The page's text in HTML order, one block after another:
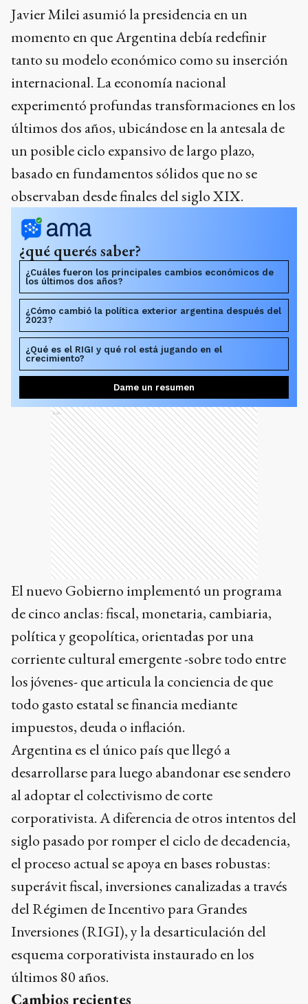
Javier Milei asumió la presidencia en un
momento en que Argentina debía redefinir
tanto su modelo económico como su inserción
internacional. La economía nacional
experimentó profundas transformaciones en los
últimos dos años, ubicándose en la antesala de
un posible ciclo expansivo de largo plazo,
basado en fundamentos sólidos que no se
observaban desde finales del siglo XIX.
¿qué querés saber?
¿Cuáles fueron los principales cambios económicos de
los últimos dos años?
¿Cómo cambió la política exterior argentina después del
2023?
¿Qué es el RIGI y qué rol está jugando en el
crecimiento?
Dame un resumen
Ads
El nuevo Gobierno implementó un programa
de cinco anclas: fiscal, monetaria, cambiaria,
política y geopolítica, orientadas por una
corriente cultural emergente -sobre todo entre
los jóvenes- que articula la conciencia de que
todo gasto estatal se financia mediante
impuestos, deuda o inflación.
Argentina es el único país que llegó a
desarrollarse para luego abandonar ese sendero
al adoptar el colectivismo de corte
corporativista. A diferencia de otros intentos del
siglo pasado por romper el ciclo de decadencia,
el proceso actual se apoya en bases robustas:
superávit fiscal, inversiones canalizadas a través
del Régimen de Incentivo para Grandes
Inversiones (RIGI), y la desarticulación del
esquema corporativista instaurado en los
últimos 80 años.
Cambios recientes